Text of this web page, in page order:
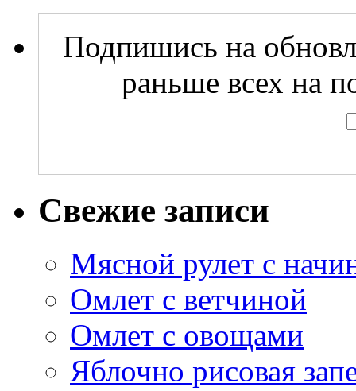
Подпишись на
раньше всех на
Свежие записи
Мясной рулет с
Омлет с ветчиной
Омлет с овощами
Яблочно рисовая